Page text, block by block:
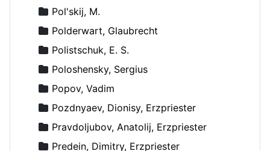
Pol'skij, M.
Polderwart, Glaubrecht
Polistschuk, E. S.
Poloshensky, Sergius
Popov, Vadim
Pozdnyaev, Dionisy, Erzpriester
Pravdoljubov, Anatolij, Erzpriester
Predein, Dimitry, Erzpriester